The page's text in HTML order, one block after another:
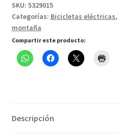
cantidad
SKU: 5329015
Categorías: Bicicletas eléctricas,
montaña
Compartir este producto:
Descripción